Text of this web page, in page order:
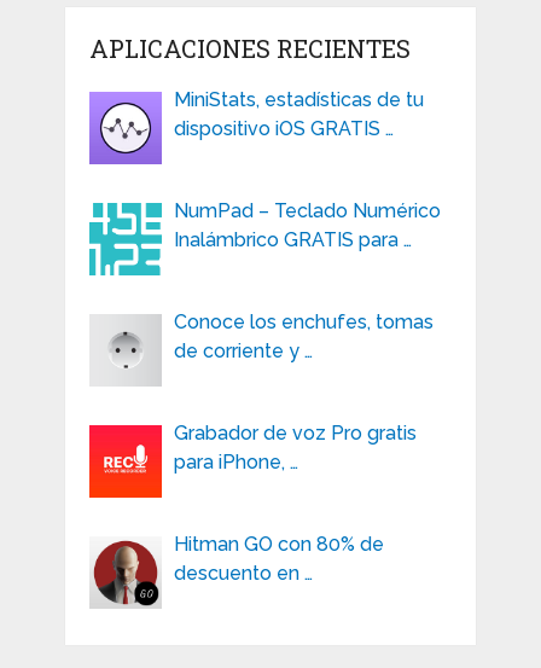
APLICACIONES RECIENTES
MiniStats, estadísticas de tu
dispositivo iOS GRATIS …
NumPad – Teclado Numérico
Inalámbrico GRATIS para …
Conoce los enchufes, tomas
de corriente y …
Grabador de voz Pro gratis
para iPhone, …
Hitman GO con 80% de
descuento en …